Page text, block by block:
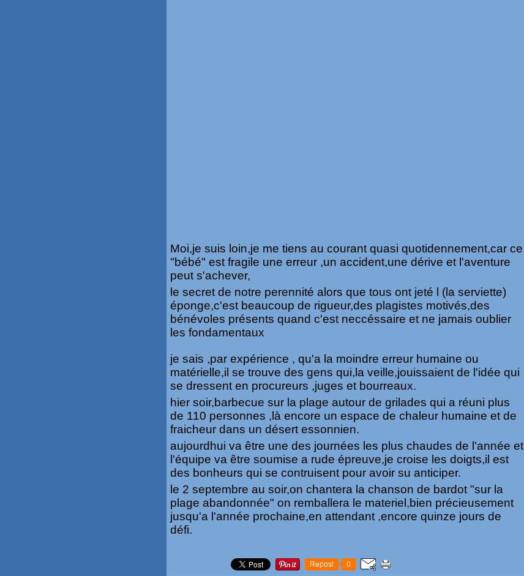
Moi,je suis loin,je me tiens au courant quasi quotidennement,car ce
"bébé" est fragile une erreur ,un accident,une dérive et l'aventure
peut s'achever,
le secret de notre perennité alors que tous ont jeté l (la serviette)
éponge,c'est beaucoup de rigueur,des plagistes motivés,des
bénévoles présents quand c'est neccéssaire et ne jamais oublier
les fondamentaux
je sais ,par expérience , qu'a la moindre erreur humaine ou
matérielle,il se trouve des gens qui,la veille,jouissaient de l'idée qui
se dressent en procureurs ,juges et bourreaux.
hier soir,barbecue sur la plage autour de grilades qui a réuni plus
de 110 personnes ,là encore un espace de chaleur humaine et de
fraicheur dans un désert essonnien.
aujourdhui va être une des journées les plus chaudes de l'année et
l'équipe va être soumise a rude épreuve,je croise les doigts,il est
des bonheurs qui se contruisent pour avoir su anticiper.
le 2 septembre au soir,on chantera la chanson de bardot "sur la
plage abandonnée" on remballera le materiel,bien précieusement
jusqu'a l'année prochaine,en attendant ,encore quinze jours de
défi.
Repost 0